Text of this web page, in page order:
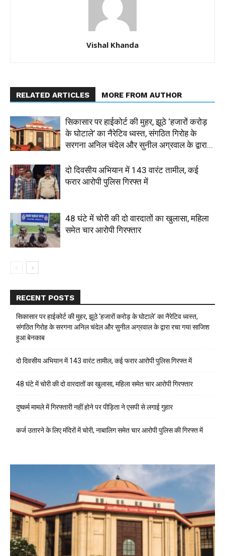
Vishal Khanda
RELATED ARTICLES MORE FROM AUTHOR
सिकासार पर हाईकोर्ट की मुहर, झूठे ‘हजारों करोड़
के घोटाले’ का नैरेटिव ध्वस्त, संगठित गिरोह के
सरगना अनिल चंदेल और सुनील अग्रवाल के द्वारा...
दो दिवसीय अभियान में 143 वारंट तामील, कई
फरार आरोपी पुलिस गिरफ्त में
48 घंटे में चोरी की दो वारदातों का खुलासा, महिला
समेत चार आरोपी गिरफ्तार
RECENT POSTS
सिकासार पर हाईकोर्ट की मुहर, झूठे ‘हजारों करोड़ के घोटाले’ का नैरेटिव ध्वस्त,
संगठित गिरोह के सरगना अनिल चंदेल और सुनील अग्रवाल के द्वारा रचा गया साजिश
हुआ बेनकाब
दो दिवसीय अभियान में 143 वारंट तामील, कई फरार आरोपी पुलिस गिरफ्त में
48 घंटे में चोरी की दो वारदातों का खुलासा, महिला समेत चार आरोपी गिरफ्तार
दुष्कर्म मामले में गिरफ्तारी नहीं होने पर पीड़िता ने एसपी से लगाई गुहार
कर्ज उतारने के लिए मंदिरों में चोरी, नाबालिग समेत चार आरोपी पुलिस की गिरफ्त में